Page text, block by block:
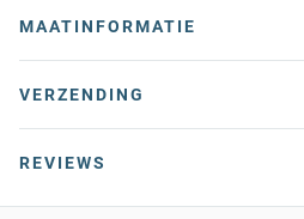
MAATINFORMATIE
VERZENDING
REVIEWS